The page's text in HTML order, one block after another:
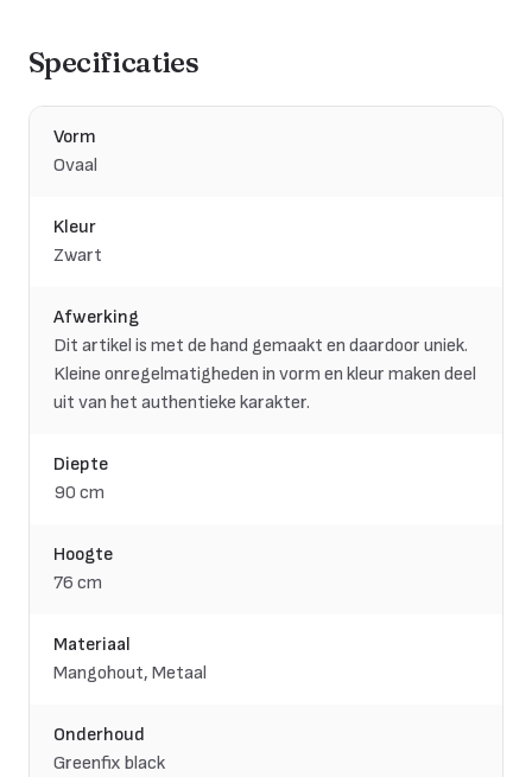
Specificaties
Vorm
Ovaal
Kleur
Zwart
Afwerking
Dit artikel is met de hand gemaakt en daardoor uniek.
Kleine onregelmatigheden in vorm en kleur maken deel
uit van het authentieke karakter.
Diepte
90 cm
Hoogte
76 cm
Materiaal
Mangohout, Metaal
Onderhoud
Greenfix black